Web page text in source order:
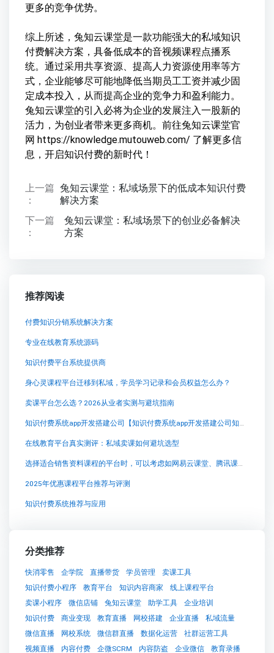
更多的竞争优势。
综上所述，兔知云课堂是一款功能强大的私域知识
付费解决方案，具备低成本的音视频课程点播系
统。通过采用共享资源、提高人力资源使用率等方
式，企业能够尽可能地降低当期员工工资并减少固
定成本投入，从而提高企业的竞争力和盈利能力。
兔知云课堂的引入必将为企业的发展注入一股新的
活力，为创业者带来更多商机。前往兔知云课堂官
网 https://knowledge.mutouweb.com/ 了解更多信
息，开启知识付费的新时代！
上一篇
：
兔知云课堂：私域场景下的低成本知识付费
解决方案
下一篇
：
兔知云课堂：私域场景下的创业必备解决
方案
推荐阅读
付费知识分销系统解决方案
专业在线教育系统源码
知识付费平台系统提供商
身心灵课程平台迁移到私域，学员学习记录和会员权益怎么办？
卖课平台怎么选？2026从业者实测与避坑指南
知识付费系统app开发搭建公司【知识付费系统app开发搭建公司知识付费系统系统怎么制作，知识付费系统搭建使用教程】
在线教育平台真实测评：私域卖课如何避坑选型
选择适合销售资料课程的平台时，可以考虑如网易云课堂、腾讯课堂等知名在线教育平台。这些平台拥有
2025年优惠课程平台推荐与评测
知识付费系统推荐与应用
分类推荐
快消零售 企学院 直播带货 学员管理
卖课工具
知识付费小程序
教育平台 知识内容商家
线上课程平台
卖课小程序
微信店铺 兔知云课堂 助学工具
企业培训
知识付费
商业变现 教育直播 网校搭建 企业直播
私域流量
微信直播
网校系统 微信群直播 数据化运营
社群运营工具
视频直播
内容付费 企微SCRM 内容防盗 企业微信
教育录播